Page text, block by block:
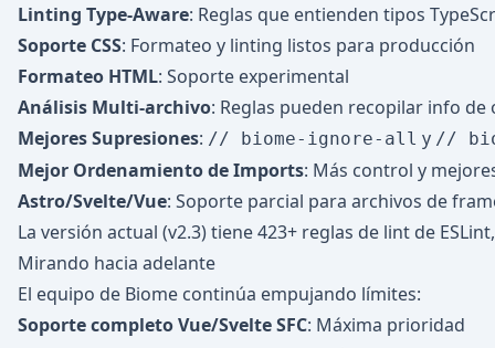
Linting Type-Aware: Reglas que entienden tipos
Soporte CSS: Formateo y linting listos para producción
Formateo HTML: Soporte experimental
Análisis Multi-archivo: Reglas pueden recopilar info
Mejores Supresiones: // biome-ignore-all y //
Mejor Ordenamiento de Imports: Más control y
Astro/Svelte/Vue: Soporte parcial para archivos de
La versión actual (v2.3) tiene 423+ reglas de lint de
Mirando hacia adelante
El equipo de Biome continúa empujando límites:
Soporte completo Vue/Svelte SFC: Máxima prioridad